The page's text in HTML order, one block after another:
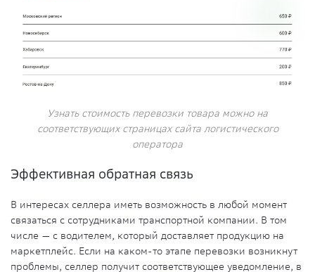
Узнать стоимость перевозки товара можно на
соответствующих страницах сайта логистического
оператора
Эффективная обратная связь
В интересах селлера иметь возможность в любой момент
связаться с сотрудниками транспортной компании. В том
числе — с водителем, который доставляет продукцию на
маркетплейс. Если на каком-то этапе перевозки возникнут
проблемы, селлер получит соответствующее уведомление, в